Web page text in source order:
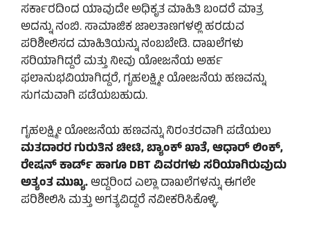
ಸರ್ಕಾರದಿಂದ ಯಾವುದೇ ಅಧಿಕೃತ ಮಾಹಿತಿ ಬಂದರೆ ಮಾತ್ರ
ಅದನ್ನು ನಂಬಿ. ಸಾಮಾಜಿಕ ಜಾಲತಾಣಗಳಲ್ಲಿ ಹರಡುವ
ಪರಿಶೀಲಿಸದ ಮಾಹಿತಿಯನ್ನು ನಂಬಬೇಡಿ. ದಾಖಲೆಗಳು
ಸರಿಯಾಗಿದ್ದರೆ ಮತ್ತು ನೀವು ಯೋಜನೆಯ ಅರ್ಹ
ಫಲಾನುಭವಿಯಾಗಿದ್ದರೆ, ಗೃಹಲಕ್ಷ್ಮೀ ಯೋಜನೆಯ ಹಣವನ್ನು
ಸುಗಮವಾಗಿ ಪಡೆಯಬಹುದು.
ಗೃಹಲಕ್ಷ್ಮೀ ಯೋಜನೆಯ ಹಣವನ್ನು ನಿರಂತರವಾಗಿ ಪಡೆಯಲು
ಮತದಾರರ ಗುರುತಿನ ಚೀಟಿ, ಬ್ಯಾಂಕ್ ಖಾತೆ, ಆಧಾರ್ ಲಿಂಕ್,
ರೇಷನ್ ಕಾರ್ಡ್ ಹಾಗೂ DBT ವಿವರಗಳು ಸರಿಯಾಗಿರುವುದು
ಅತ್ಯಂತ ಮುಖ್ಯ.ಆದ್ದರಿಂದ ಎಲ್ಲಾ ದಾಖಲೆಗಳನ್ನು ಈಗಲೇ
ಪರಿಶೀಲಿಸಿ ಮತ್ತು ಅಗತ್ಯವಿದ್ದರೆ ನವೀಕರಿಸಿಕೊಳ್ಳಿ.